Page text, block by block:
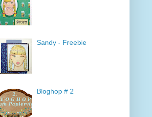
Sandy - Freebie
Bloghop # 2